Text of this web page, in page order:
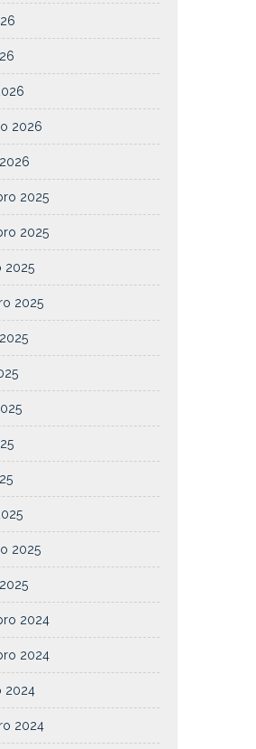
2026
2025
2025
2025
2025
2025
2024
2024
2024
2024